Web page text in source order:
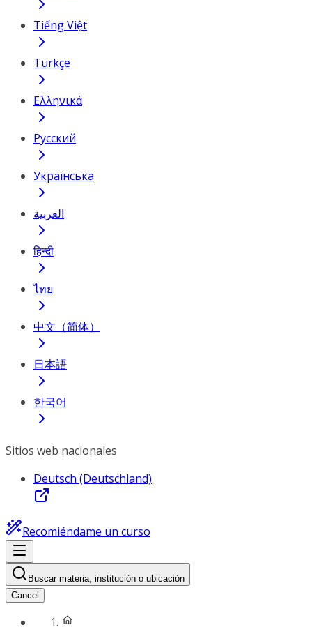
Tiếng Việt
Türkçe
Ελληνικά
Русский
Українська
العربية
हिन्दी
ไทย
中文（简体）
日本語
한국어
Sitios web nacionales
Deutsch (Deutschland)
Recomiéndame un curso
Buscar materia, institución o ubicación
Cancel